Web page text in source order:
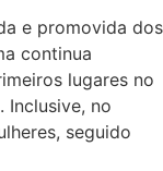
e promovida dos
continua
lugares no
Inclusive, no
seguido